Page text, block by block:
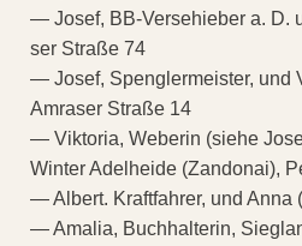
— Josef, BB-Versehieber a. D.
ser Straße 74
— Josef, Spenglermeister, und
Amraser Straße 14
— Viktoria, Weberin (siehe
Winter Adelheide (Zandonai),
— Albert. Kraftfahrer, und Anna
— Amalia, Buchhalterin,